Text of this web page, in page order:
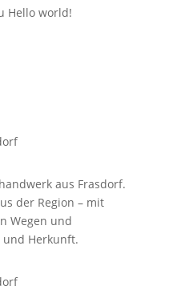
Hello world!
aus Frasdorf.
der Region – mit
Wegen und
Herkunft.